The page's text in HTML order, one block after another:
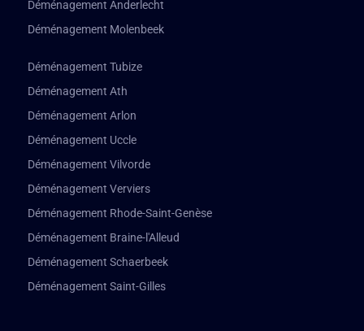
Déménagement Anderlecht
Déménagement Molenbeek
Déménagement Tubize
Déménagement Ath
Déménagement Arlon
Déménagement Uccle
Déménagement Vilvorde
Déménagement Verviers
Déménagement Rhode-Saint-Genèse
Déménagement Braine-l'Alleud
Déménagement Schaerbeek
Déménagement Saint-Gilles